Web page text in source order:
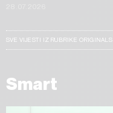
SVE VIJESTI IZ RUBRIKE ORIGINALS
Smart